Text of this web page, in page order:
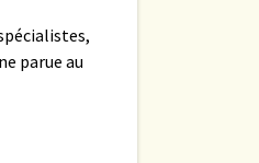
parue au